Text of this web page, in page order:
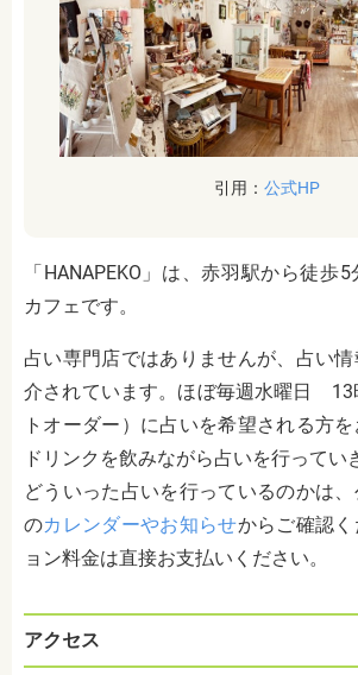
引用： 公式HP
「HANAPEKO」は、赤羽駅から徒歩
カフェです。
占い専門店ではありませんが、占い
介されています。ほぼ毎週水曜日 13
トオーダー）に占いを希望される方を
ドリンクを飲みながら占いを行ってい
どういった占いを行っているのかは
のカレンダーやお知らせからご確認
ョン料金は直接お支払いください。
アクセス